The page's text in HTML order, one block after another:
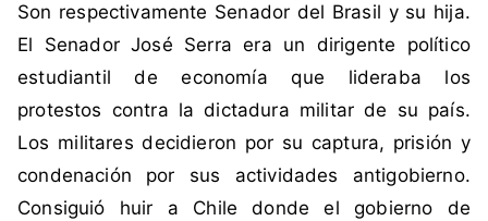
u
e
t
d
a
c
o
o
m
e
t
a
r
i
Son respectivamente Senador del Brasil y su hija.
El Senador José Serra era un dirigente político
estudiantil de economía que lideraba los
protestos contra la dictadura militar de su país.
Los militares decidieron por su captura, prisión y
condenación por sus actividades antigobierno.
Consiguió huir a Chile donde el gobierno de